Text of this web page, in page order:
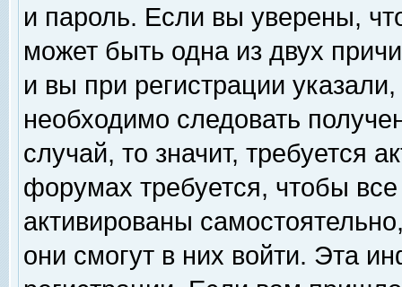
и пароль. Если вы уверены,
может быть одна из двух
и вы при регистрации
необходимо следовать
случай, то значит, требуется
форумах требуется, чтобы
активированы
они смогут в них войти. Эта